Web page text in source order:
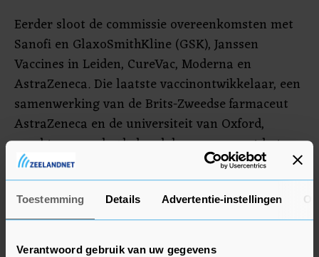
Toestemming Details Advertentie-instellingen
Verantwoord gebruik van uw gegevens
Eerder sloot de commissie overeenkomsten met
Sanofi en GlaxoSmithKline (GSK), Janssen
Vaccines in Leiden, CureVac, Moderna en
AstraZeneca. Die laatste vaccinontwikkelaar, een
samenwerking van de Brits-Zweedse farmaceut
AstraZeneca en de universiteit van Oxford,
maakte woensdag bekend de proeven met het
vaccin stil te leggen omdat een proefpersoon een
"potentieel onverklaarde aandoening" heeft
opgelopen. Ze willen eerst weten of die door het
vaccin komt, voordat ze verder gaan met hun
proef.